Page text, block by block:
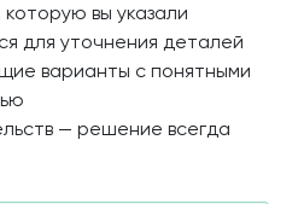
вы указали
для уточнения деталей
варианты с понятными
— решение всегда